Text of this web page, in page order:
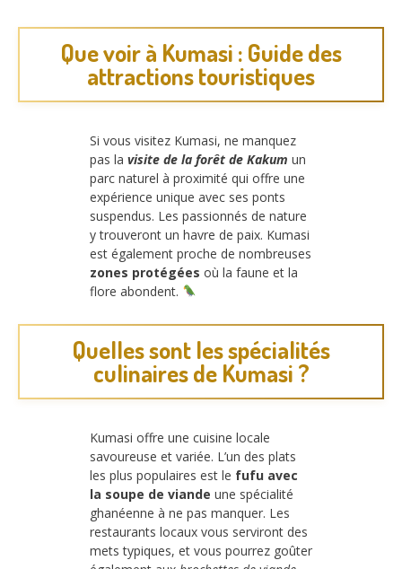
Que voir à Kumasi : Guide des
attractions touristiques
Si vous visitez Kumasi, ne manquez
pas la visite de la forêt de Kakum un
parc naturel à proximité qui offre une
expérience unique avec ses ponts
suspendus. Les passionnés de nature
y trouveront un havre de paix. Kumasi
est également proche de nombreuses
zones protégées où la faune et la
flore abondent.
Quelles sont les spécialités
culinaires de Kumasi ?
Kumasi offre une cuisine locale
savoureuse et variée. L’un des plats
les plus populaires est le fufu avec
la soupe de viande une spécialité
ghanéenne à ne pas manquer. Les
restaurants locaux vous serviront des
mets typiques, et vous pourrez goûter